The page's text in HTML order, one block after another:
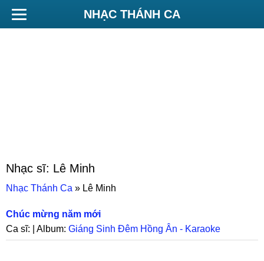
NHẠC THÁNH CA
Nhạc sĩ: Lê Minh
Nhạc Thánh Ca » Lê Minh
Chúc mừng năm mới
Ca sĩ: | Album: Giáng Sinh Đêm Hồng Ân - Karaoke